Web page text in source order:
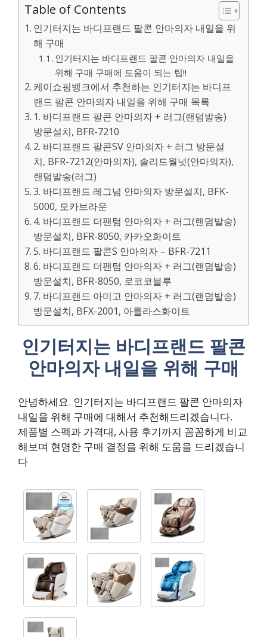
Table of Contents
인기터지는 바디프랜드 팔콘 안마의자 내일을 위
해 구매
인기터지는 바디프랜드 팔콘 안마의자 내일을
위해 구매 구매에 도움이 되는 팁!!
케이쇼핑뱅크에서 추천하는 인기터지는 바디프
랜드 팔콘 안마의자 내일을 위해 구매 목록
1. 바디프랜드 팔콘 안마의자 + 러그(랜덤발송)
방문설치, BFR-7210
2. 바디프랜드 팔콘SV 안마의자 + 러그 방문설
치, BFR-7212(안마의자), 솔리드월넛(안마의자),
랜덤발송(러그)
3. 바디프랜드 레그넘 안마의자 방문설치, BFK-
5000, 모카브라운
4. 바디프랜드 더팬텀 안마의자 + 러그(랜덤발송)
방문설치, BFR-8050, 카카오화이트
5. 바디프랜드 팔콘S 안마의자 – BFR-7211
6. 바디프랜드 더팬텀 안마의자 + 러그(랜덤발송)
방문설치, BFR-8050, 로코코블루
7. 바디프랜드 아미고 안마의자 + 러그(랜덤발송)
방문설치, BFX-2001, 아틀라스화이트
인기터지는 바디프랜드 팔콘
안마의자 내일을 위해 구매
안녕하세요. 인기터지는 바디프랜드 팔콘 안마의자
내일을 위해 구매에 대해서 추천해드리겠습니다.
제품별 스펙과 가격대, 사용 후기까지 꼼꼼하게 비교
해보며 현명한 구매 결정을 위해 도움을 드리겠습니
다